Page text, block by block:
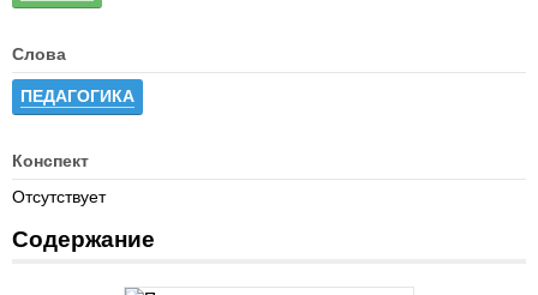
Слова
ПЕДАГОГИКА
Конспект
Отсутствует
Содержание